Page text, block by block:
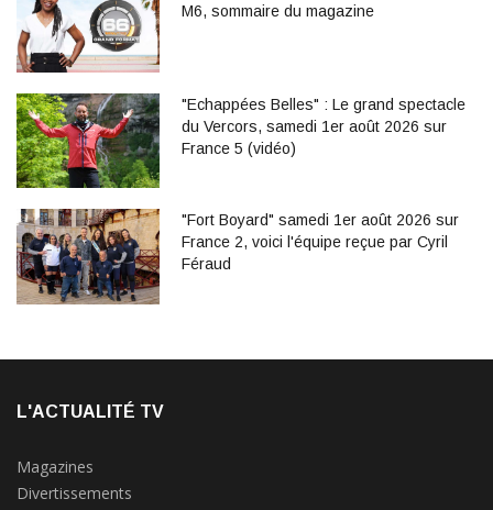
M6, sommaire du magazine
"Echappées Belles" : Le grand spectacle
du Vercors, samedi 1er août 2026 sur
France 5 (vidéo)
"Fort Boyard" samedi 1er août 2026 sur
France 2, voici l'équipe reçue par Cyril
Féraud
L'ACTUALITÉ TV
Magazines
Divertissements